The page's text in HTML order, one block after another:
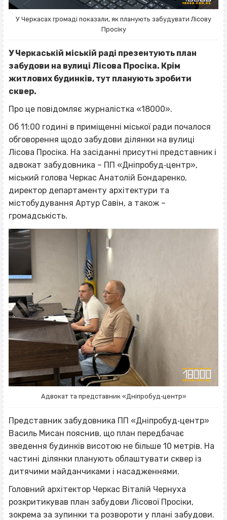
У Черкасах громаді показали, як планують забудувати Лісову
Просіку
У Черкаській міській раді презентують план
забудови на вулиці Лісова Просіка. Крім
житлових будинків, тут планують зробити
сквер.
Про це повідомляє журналістка «18000».
Об 11:00 годині в приміщенні міської ради почалося
обговорення щодо забудови ділянки на вулиці
Лісова Просіка. На засіданні присутні представник і
адвокат забудовника – ПП «Дніпробуд‐центр»,
міський голова Черкас Анатолій Бондаренко,
директор департаменту архітектури та
містобудування Артур Савін, а також –
громадськість.
Адвокат та представник «Дніпробуд‐центр»
Представник забудовника ПП «Дніпробуд‐центр»
Василь Мисан пояснив, що план передбачає
зведення будинків висотою не більше 10 метрів. На
частині ділянки планують облаштувати сквер із
дитячими майданчиками і насадженнями.
Головний архітектор Черкас Віталій Чернуха
розкритикував план забудови Лісової Просіки,
зокрема за зупинки та розвороти у плані забудови.